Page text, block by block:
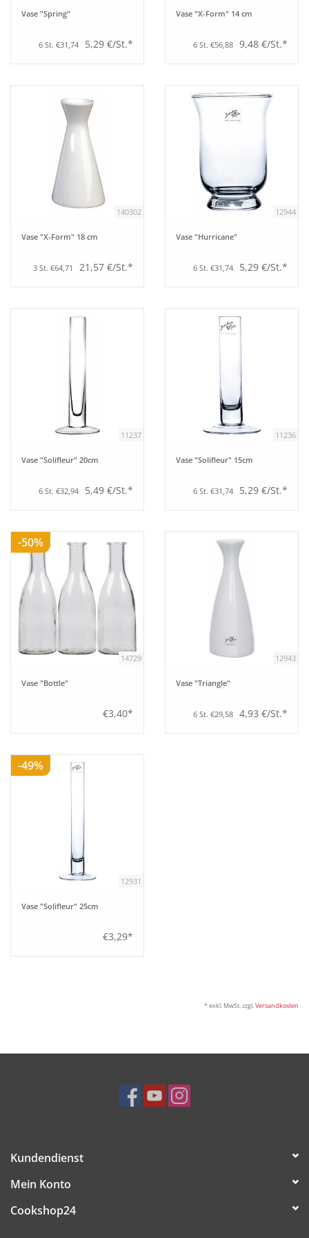
Einrichtung
Berufsbekleidung
Technik
Möbel
Vase "Spring"
6 St. €31,74 5,29 €/St.*
Vase "X-Form" 14 cm
6 St. €56,88 9,48 €/St.*
140302
Vase "X-Form" 18 cm
3 St. €64,71 21,57 €/St.*
12944
Vase "Hurricane"
6 St. €31,74 5,29 €/St.*
11237
Vase "Solifleur" 20cm
6 St. €32,94 5,49 €/St.*
11236
Vase "Solifleur" 15cm
6 St. €31,74 5,29 €/St.*
-50%
14729
Vase "Bottle"
€3,40*
12943
Vase "Triangle"
6 St. €29,58 4,93 €/St.*
-49%
12931
Vase "Solifleur" 25cm
€3,29*
* exkl. MwSt. zzgl.Versandkosten
Kundendienst
Mein Konto
Cookshop24